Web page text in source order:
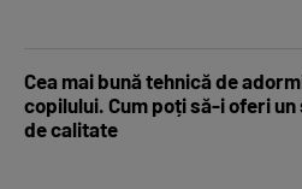
Cea mai bună tehnică de
copilului. Cum poți să-i oferi un
de calitate